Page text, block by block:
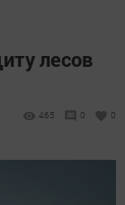
лесов
465 0 0